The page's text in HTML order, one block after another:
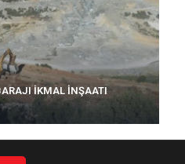
İKMAL İNŞAATI